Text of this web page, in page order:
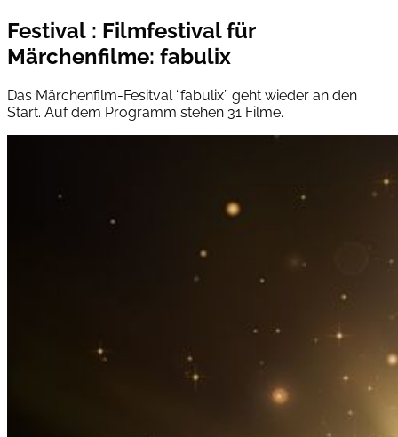
Festival : Filmfestival für
Märchenfilme: fabulix
Das Märchenfilm-Fesitval “fabulix” geht wieder an den
Start. Auf dem Programm stehen 31 Filme.